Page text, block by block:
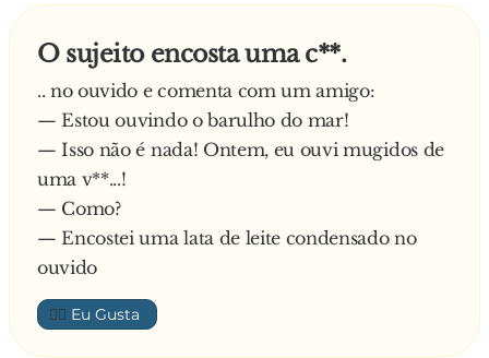
O sujeito encosta uma c**.
.. no ouvido e comenta com um amigo:
— Estou ouvindo o barulho do mar!
— Isso não é nada! Ontem, eu ouvi mugidos de
uma v**...!
— Como?
— Encostei uma lata de leite condensado no
ouvido
👍🏼